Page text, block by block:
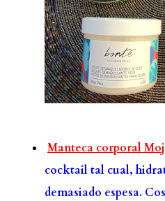
Manteca corporal
cocktail tal cual,
demasiado espesa.